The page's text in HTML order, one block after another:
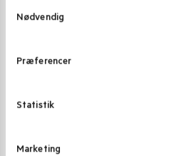
Nødvendig
Præferencer
Statistik
Marketing
Gode alternativer til dette